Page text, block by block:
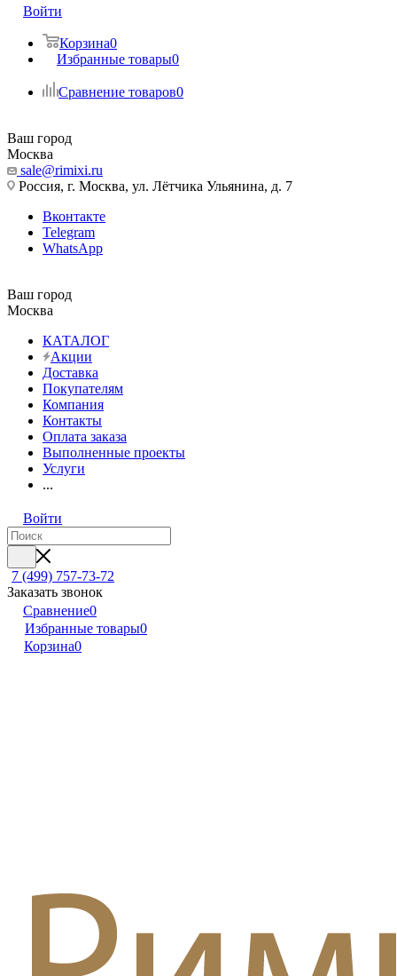
Войти
Корзина0
Избранные товары0
Сравнение товаров0
Ваш город
Москва
sale@rimixi.ru
Россия, г. Москва, ул. Лётчика Ульянина, д. 7
Вконтакте
Telegram
WhatsApp
Ваш город
Москва
КАТАЛОГ
Акции
Доставка
Покупателям
Компания
Контакты
Оплата заказа
Выполненные проекты
Услуги
...
Войти
7 (499) 757-73-72
Заказать звонок
Сравнение0
Избранные товары0
Корзина0